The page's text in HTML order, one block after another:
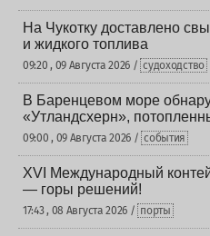
На Чукотку доставлено
и жидкого топлива
09:20 , 09 Августа 2026 / судоходство
В Баренцевом море
«Утландсхерн»,
09:00 , 09 Августа 2026 / события
XVI Международный
— горы решений!
17:43 , 08 Августа 2026 / порты